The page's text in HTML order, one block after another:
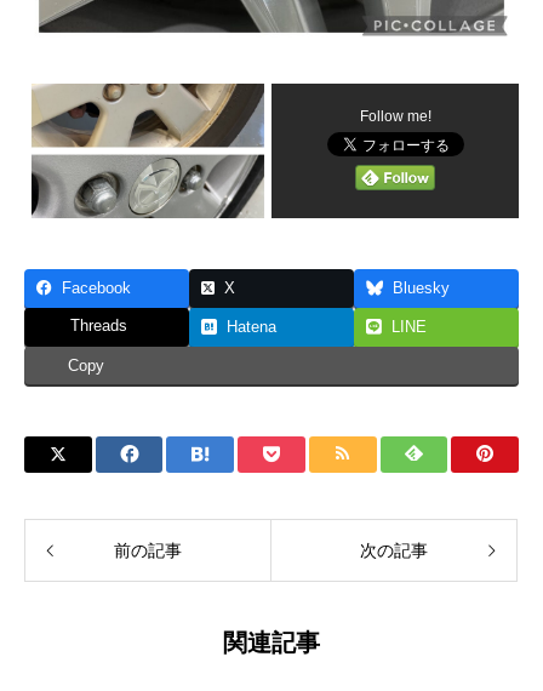
Follow me!
Facebook X Bluesky
Threads Hatena LINE
Copy
前の記事 次の記事
関連記事